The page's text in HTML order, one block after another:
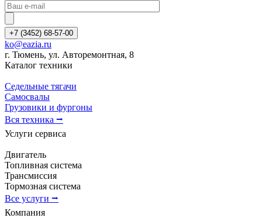
+7 (3452) 68-57-00
ko@eazia.ru
г. Тюмень, ул. Авторемонтная, 8
Каталог техники
Седельные тягачи
Самосвалы
Грузовики и фургоны
Вся техника ⭢
Услуги сервиса
Двигатель
Топливная система
Трансмиссия
Тормозная система
Все услуги ⭢
Компания